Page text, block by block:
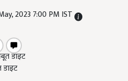
2023 7:00 PM IST